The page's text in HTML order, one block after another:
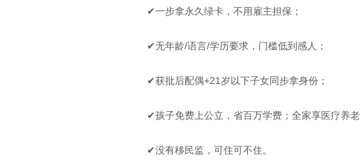
✔一步拿永久绿卡，不用雇主担保；
✔无年龄/语言/学历要求，门槛低到感人；
✔获批后配偶+21岁以下子女同步拿身份；
✔孩子免费上公立，省百万学费；全家享医疗养老
✔没有移民监，可住可不住。